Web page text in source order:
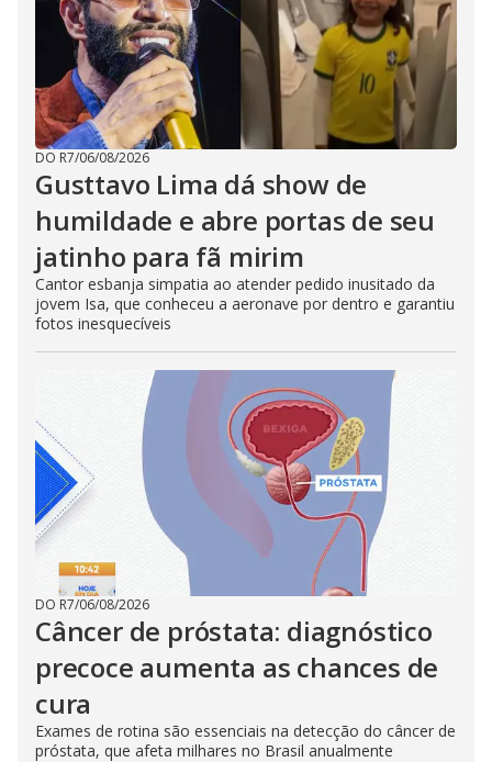
DO R7/06/08/2026
Gusttavo Lima dá show de
humildade e abre portas de seu
jatinho para fã mirim
Cantor esbanja simpatia ao atender pedido inusitado da
jovem Isa, que conheceu a aeronave por dentro e garantiu
fotos inesquecíveis
DO R7/06/08/2026
Câncer de próstata: diagnóstico
precoce aumenta as chances de
cura
Exames de rotina são essenciais na detecção do câncer de
próstata, que afeta milhares no Brasil anualmente